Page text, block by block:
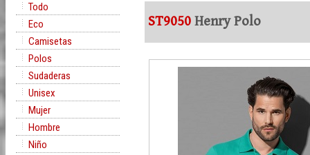
Todo
Eco
Camisetas
Polos
Sudaderas
Unisex
Mujer
Hombre
Niño
ST9050 Henry Polo